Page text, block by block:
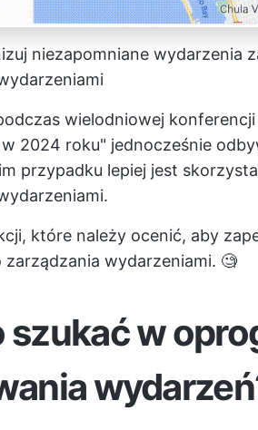
niezapomniane wydarzenia
wielodniowej
2024 roku" jednocześnie
przypadku lepiej jest
które należy ocenić, aby
wydarzeniami. 🧐
szukać w